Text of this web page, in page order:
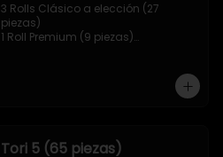
3 Rolls Clásico a elección (27
piezas)
1 Roll Premium (9 piezas)
Tori 5 (65 piezas)